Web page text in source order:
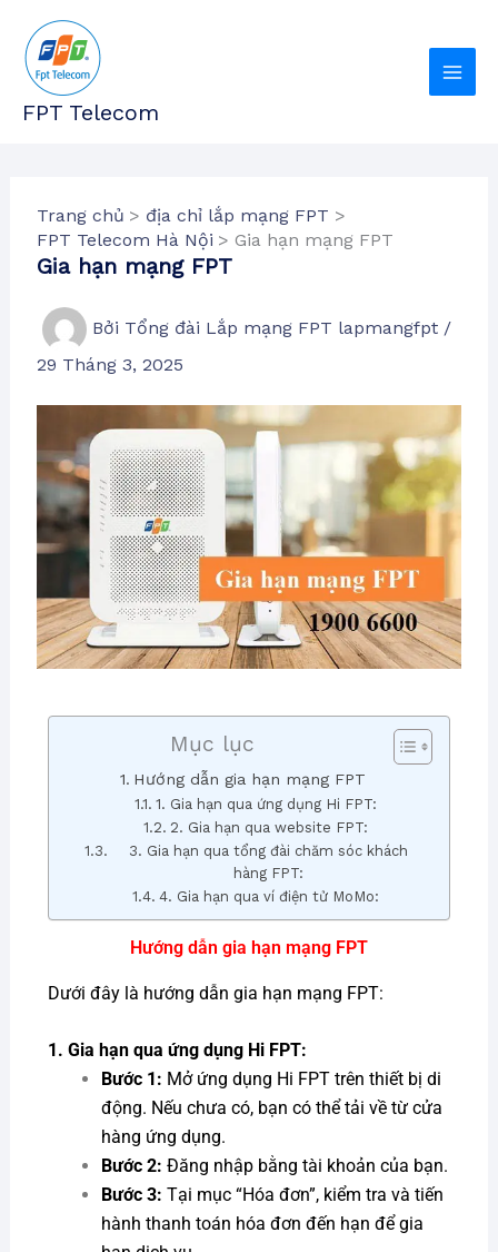
FPT Telecom
Trang chủ
địa chỉ lắp mạng FPT
FPT Telecom Hà Nội
Gia hạn mạng FPT
Gia hạn mạng FPT
Bởi Tổng đài Lắp mạng FPT lapmangfpt /
29 Tháng 3, 2025
Mục lục
Hướng dẫn gia hạn mạng FPT
1. Gia hạn qua ứng dụng Hi FPT:
2. Gia hạn qua website FPT:
3. Gia hạn qua tổng đài chăm sóc khách
hàng FPT:
4. Gia hạn qua ví điện tử MoMo:
Hướng dẫn gia hạn mạng FPT
Dưới đây là hướng dẫn gia hạn mạng FPT:
1. Gia hạn qua ứng dụng Hi FPT:
Bước 1: Mở ứng dụng Hi FPT trên thiết bị di
động. Nếu chưa có, bạn có thể tải về từ cửa
hàng ứng dụng.
Bước 2: Đăng nhập bằng tài khoản của bạn.
Bước 3: Tại mục “Hóa đơn”, kiểm tra và tiến
hành thanh toán hóa đơn đến hạn để gia